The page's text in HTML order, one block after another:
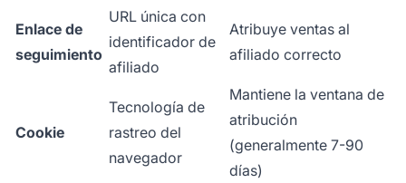
Enlace de
seguimiento
URL única con
identificador de
afiliado
Atribuye ventas al
afiliado correcto
Cookie
Tecnología de
rastreo del
navegador
Mantiene la ventana de
atribución
(generalmente 7-90
días)